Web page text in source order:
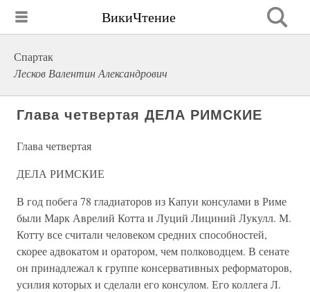
ВикиЧтение
Спартак
Лесков Валентин Александрович
Глава четвертая ДЕЛА РИМСКИЕ
Глава четвертая
ДЕЛА РИМСКИЕ
В год побега 78 гладиаторов из Капуи консулами в Риме
были Марк Аврелий Котта и Луций Лициний Лукулл. М.
Котту все считали человеком средних способностей,
скорее адвокатом и оратором, чем полководцем. В сенате
он принадлежал к группе консервативных реформаторов,
усилия которых и сделали его консулом. Его коллега Л.